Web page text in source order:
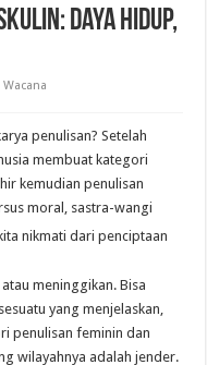
Daya Hidup,
Wacana
penulisan? Setelah
membuat kategori
kemudian penulisan
moral, sastra-wangi
nikmati dari penciptaan
meninggikan. Bisa
yang menjelaskan,
penulisan feminin dan
wilayahnya adalah jender.